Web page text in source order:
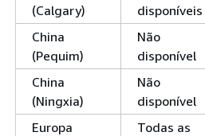
(Calgary) disponíveis
China
(Pequim)
Não
disponível
China
(Ningxia)
Não
disponível
Europa
Todas as